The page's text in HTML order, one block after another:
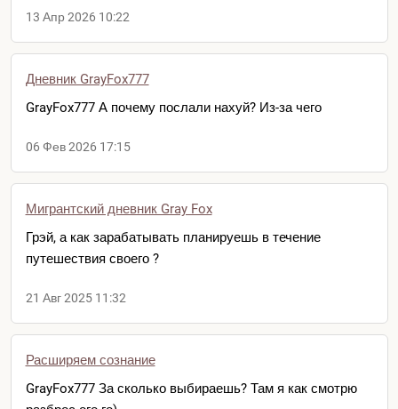
13 Апр 2026 10:22
Дневник GrayFox777
GrayFox777 А почему послали нахуй? Из-за чего
06 Фев 2026 17:15
Мигрантский дневник Gray Fox
Грэй, а как зарабатывать планируешь в течение
путешествия своего ?
21 Авг 2025 11:32
Расширяем сознание
GrayFox777 За сколько выбираешь? Там я как смотрю